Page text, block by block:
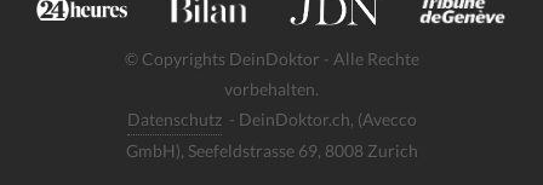
© Copyrights DeinDoktor - Alle Rechte
vorbehalten.
Datenschutz - DeinDoktor.ch, (Avecco
GmbH), Seefeldstrasse 69, 8008 Zurich